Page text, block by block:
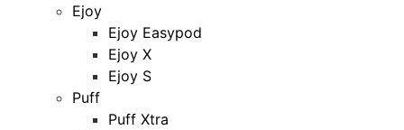
Ejoy
Ejoy Easypod
Ejoy X
Ejoy S
Puff
Puff Xtra